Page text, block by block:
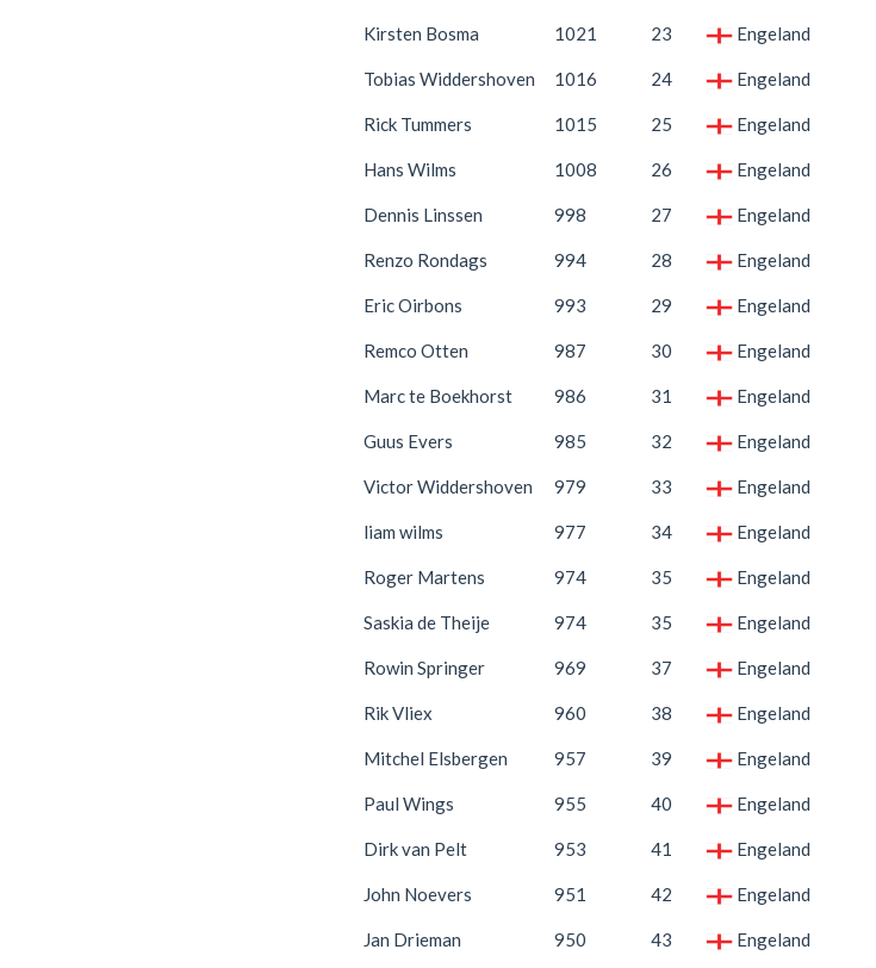
Kirsten Bosma 1021 23 Engeland
Tobias Widdershoven 1016 24 Engeland
Rick Tummers 1015 25 Engeland
Hans Wilms 1008 26 Engeland
Dennis Linssen 998 27 Engeland
Renzo Rondags 994 28 Engeland
Eric Oirbons 993 29 Engeland
Remco Otten 987 30 Engeland
Marc te Boekhorst 986 31 Engeland
Guus Evers 985 32 Engeland
Victor Widdershoven 979 33 Engeland
liam wilms 977 34 Engeland
Roger Martens 974 35 Engeland
Saskia de Theije 974 35 Engeland
Rowin Springer 969 37 Engeland
Rik Vliex 960 38 Engeland
Mitchel Elsbergen 957 39 Engeland
Paul Wings 955 40 Engeland
Dirk van Pelt 953 41 Engeland
John Noevers 951 42 Engeland
Jan Drieman 950 43 Engeland